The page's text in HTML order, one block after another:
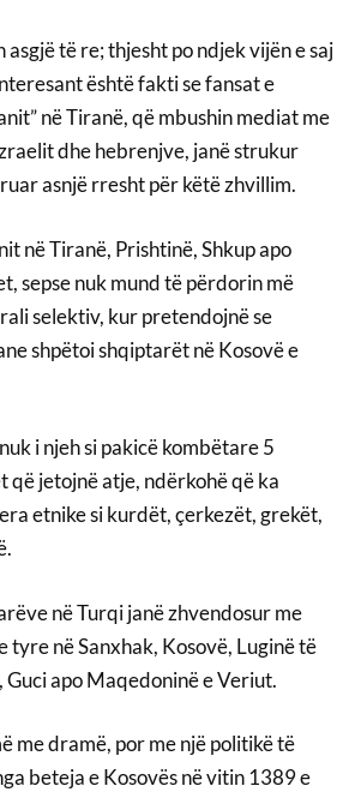
asgjë të re; thjesht po ndjek vijën e saj
është fakti se fansat e
në Tiranë, që mbushin mediat me
dhe hebrenjve, janë strukur
asnjë rresht për këtë zhvillim.
në Tiranë, Prishtinë, Shkup apo
sepse nuk mund të përdorin më
selektiv, kur pretendojnë se
shpëtoi shqiptarët në Kosovë e
i njeh si pakicë kombëtare 5
që jetojnë atje, ndërkohë që ka
etnike si kurdët, çerkezët, grekët,
në Turqi janë zhvendosur me
tyre në Sanxhak, Kosovë, Luginë të
Guci apo Maqedoninë e Veriut.
me dramë, por me një politikë të
beteja e Kosovës në vitin 1389 e